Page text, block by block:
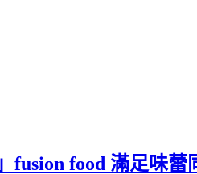
fusion food 滿足味